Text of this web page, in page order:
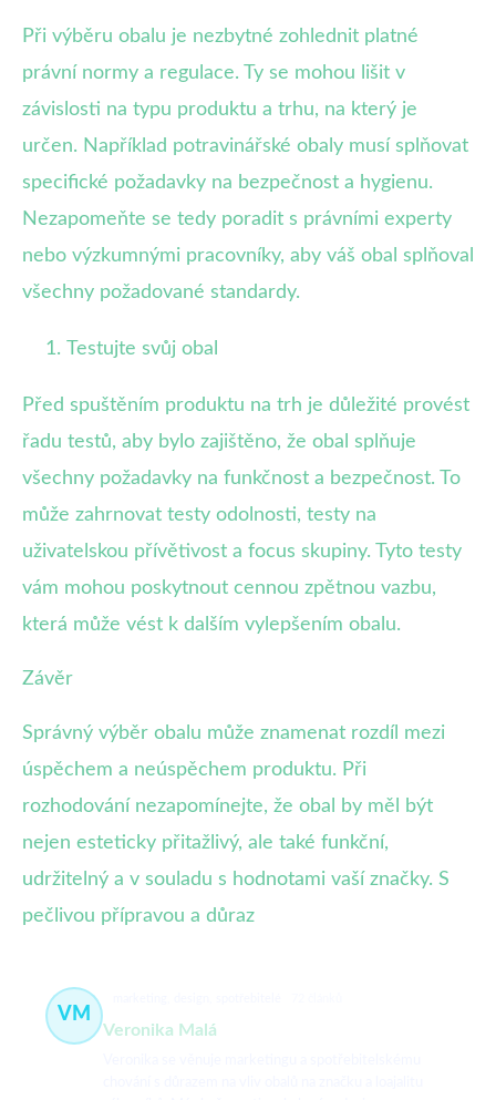
Při výběru obalu je nezbytné zohlednit platné
právní normy a regulace. Ty se mohou lišit v
závislosti na typu produktu a trhu, na který je
určen. Například potravinářské obaly musí splňovat
specifické požadavky na bezpečnost a hygienu.
Nezapomeňte se tedy poradit s právními experty
nebo výzkumnými pracovníky, aby váš obal splňoval
všechny požadované standardy.
Testujte svůj obal
Před spuštěním produktu na trh je důležité provést
řadu testů, aby bylo zajištěno, že obal splňuje
všechny požadavky na funkčnost a bezpečnost. To
může zahrnovat testy odolnosti, testy na
uživatelskou přívětivost a focus skupiny. Tyto testy
vám mohou poskytnout cennou zpětnou vazbu,
která může vést k dalším vylepšením obalu.
Závěr
Správný výběr obalu může znamenat rozdíl mezi
úspěchem a neúspěchem produktu. Při
rozhodování nezapomínejte, že obal by měl být
nejen esteticky přitažlivý, ale také funkční,
udržitelný a v souladu s hodnotami vaší značky. S
pečlivou přípravou a důraz
VM
Veronika Malá